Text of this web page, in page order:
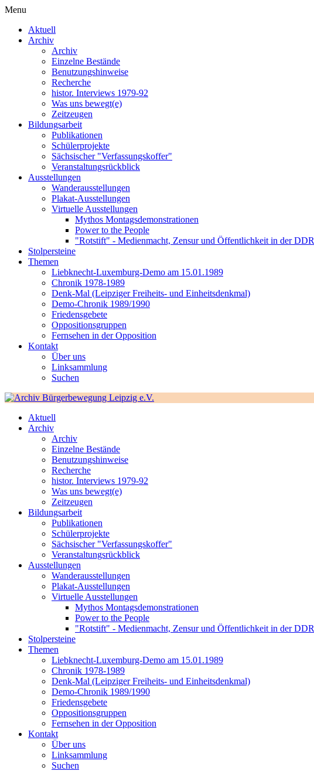
Menu
Aktuell
Archiv
Archiv
Einzelne Bestände
Benutzungshinweise
Recherche
histor. Interviews 1979-92
Was uns bewegt(e)
Zeitzeugen
Bildungsarbeit
Publikationen
Schülerprojekte
Sächsischer "Verfassungskoffer"
Veranstaltungsrückblick
Ausstellungen
Wanderausstellungen
Plakat-Ausstellungen
Virtuelle Ausstellungen
Mythos Montagsdemonstrationen
Power to the People
"Rotstift" - Medienmacht, Zensur und Öffentlichkeit in der DDR
Stolpersteine
Themen
Liebknecht-Luxemburg-Demo am 15.01.1989
Chronik 1978-1989
Denk-Mal (Leipziger Freiheits- und Einheitsdenkmal)
Demo-Chronik 1989/1990
Friedensgebete
Oppositionsgruppen
Fernsehen in der Opposition
Kontakt
Über uns
Linksammlung
Suchen
Aktuell
Archiv
Archiv
Einzelne Bestände
Benutzungshinweise
Recherche
histor. Interviews 1979-92
Was uns bewegt(e)
Zeitzeugen
Bildungsarbeit
Publikationen
Schülerprojekte
Sächsischer "Verfassungskoffer"
Veranstaltungsrückblick
Ausstellungen
Wanderausstellungen
Plakat-Ausstellungen
Virtuelle Ausstellungen
Mythos Montagsdemonstrationen
Power to the People
"Rotstift" - Medienmacht, Zensur und Öffentlichkeit in der DDR
Stolpersteine
Themen
Liebknecht-Luxemburg-Demo am 15.01.1989
Chronik 1978-1989
Denk-Mal (Leipziger Freiheits- und Einheitsdenkmal)
Demo-Chronik 1989/1990
Friedensgebete
Oppositionsgruppen
Fernsehen in der Opposition
Kontakt
Über uns
Linksammlung
Suchen